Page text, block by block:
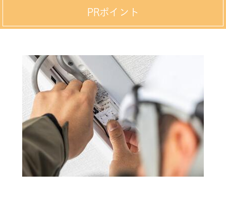
PRポイント